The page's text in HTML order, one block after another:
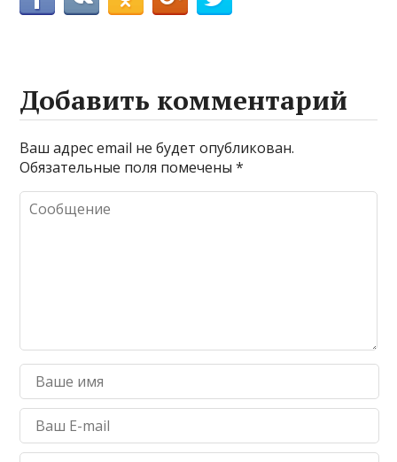
Добавить комментарий
Ваш адрес email не будет опубликован.
Обязательные поля помечены*